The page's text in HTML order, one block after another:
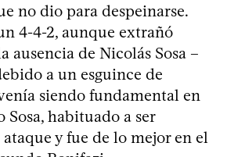
no dio para despeinarse.
4-4-2, aunque extrañó
ausencia de Nicolás Sosa –
a un esguince de
siendo fundamental en
Sosa, habituado a ser
y fue de lo mejor en el